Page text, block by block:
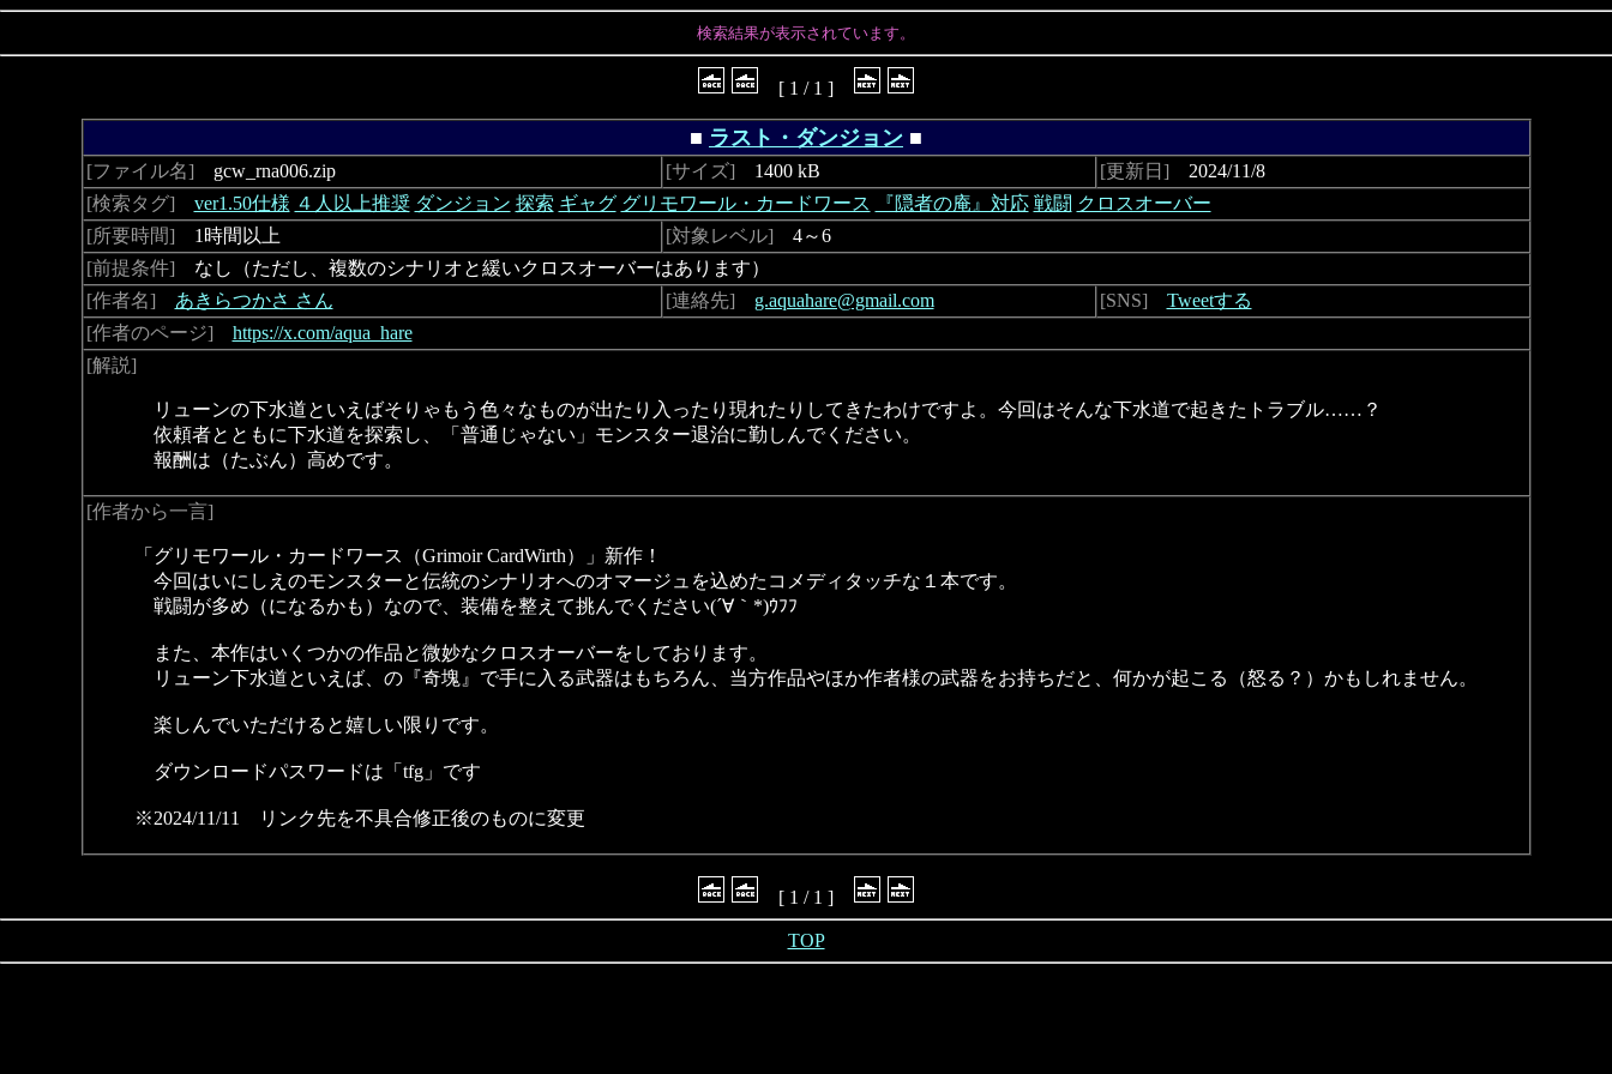
検索結果が表示されています。
[ 1 / 1 ]
■ ラスト・ダンジョン ■
[ファイル名] gcw_rna006.zip [サイズ] 1400 kB [更新日] 2024/11/8
[検索タグ]
ver1.50仕様 ４人以上推奨 ダンジョン 探索 ギャグ グリモワール・カードワース 『隠者の庵』対応 戦闘 クロスオーバー
[所要時間] 1時間以上 [対象レベル] 4～6
[前提条件] なし（ただし、複数のシナリオと緩いクロスオーバーはあります）
[作者名]
あきらつかさ さん [連絡先] g.aquahare@gmail.com [SNS]
Tweetする
[作者のページ]
https://x.com/aqua_hare
[解説]
リューンの下水道といえばそりゃもう色々なものが出たり入ったり現れたりしてきたわけですよ。今回はそんな下水道で起きたトラブル……？
依頼者とともに下水道を探索し、「普通じゃない」モンスター退治に勤しんでください。
報酬は（たぶん）高めです。
[作者から一言]
「グリモワール・カードワース（Grimoir CardWirth）」新作！
今回はいにしえのモンスターと伝統のシナリオへのオマージュを込めたコメディタッチな１本です。
戦闘が多め（になるかも）なので、装備を整えて挑んでください(´∀｀*)ｳﾌﾌ
また、本作はいくつかの作品と微妙なクロスオーバーをしております。
リューン下水道といえば、の『奇塊』で手に入る武器はもちろん、当方作品やほか作者様の武器をお持ちだと、何かが起こる（怒る？）かもしれません。
楽しんでいただけると嬉しい限りです。
ダウンロードパスワードは「tfg」です
※2024/11/11 リンク先を不具合修正後のものに変更
[ 1 / 1 ]
TOP